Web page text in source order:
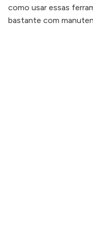
como usar essas
bastante com